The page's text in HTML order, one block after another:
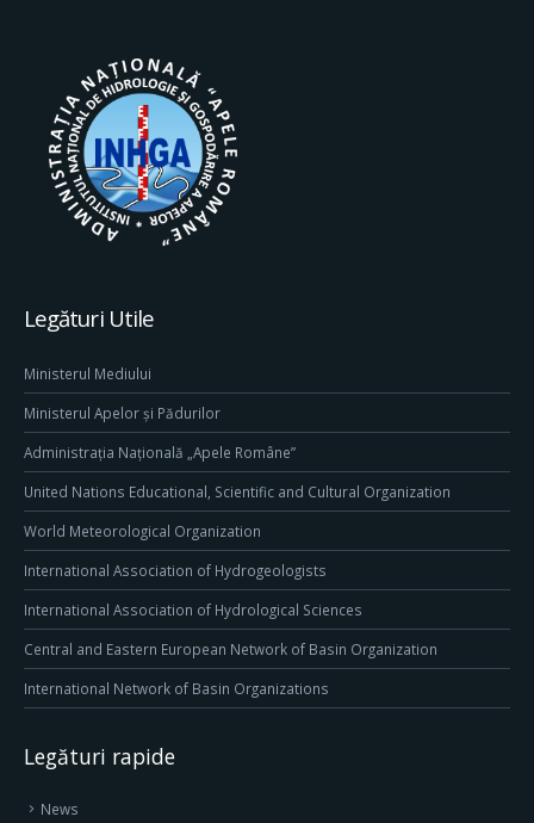
Legături Utile
Ministerul Mediului
Ministerul Apelor și Pădurilor
Administrația Națională „Apele Române”
United Nations Educational, Scientific and Cultural Organization
World Meteorological Organization
International Association of Hydrogeologists
International Association of Hydrological Sciences
Central and Eastern European Network of Basin Organization
International Network of Basin Organizations
Legături rapide
News